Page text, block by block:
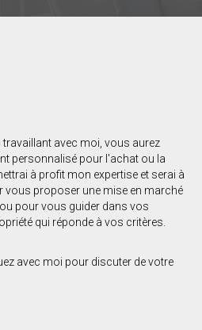
travaillant avec moi, vous aurez
personnalisé pour l'achat ou la
à profit mon expertise et serai à
vous proposer une mise en marché
pour vous guider dans vos
qui réponde à vos critères.
avec moi pour discuter de votre